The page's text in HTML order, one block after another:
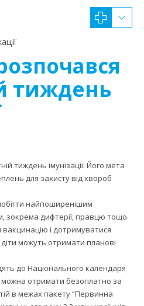
тиждень
тиждень імунізації. Його мета
для захисту від хвороб
найпоширенішим
зокрема дифтерії, правцю тощо.
і дотримуватися
можуть отримати планові
до Національного календаря
отримати безоплатно за
в межах пакету “Первинна